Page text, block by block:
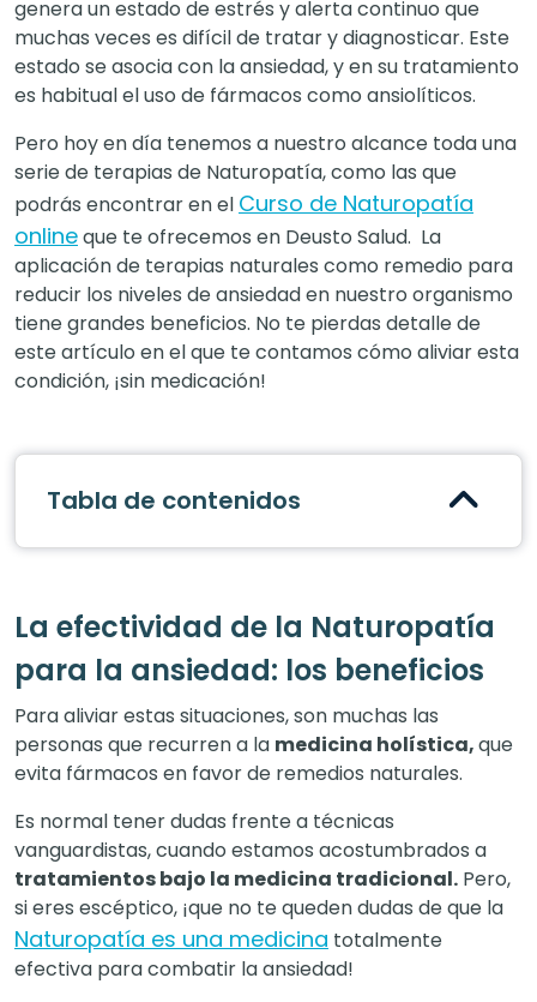
genera un estado de estrés y alerta continuo que
muchas veces es difícil de tratar y diagnosticar. Este
estado se asocia con la ansiedad, y en su tratamiento
es habitual el uso de fármacos como ansiolíticos.
Pero hoy en día tenemos a nuestro alcance toda una
serie de terapias de Naturopatía, como las que
podrás encontrar en el Curso de Naturopatía
onlineque te ofrecemos en Deusto Salud. La
aplicación de terapias naturales como remedio para
reducir los niveles de ansiedad en nuestro organismo
tiene grandes beneficios. No te pierdas detalle de
este artículo en el que te contamos cómo aliviar esta
condición, ¡sin medicación!
Tabla de contenidos
La efectividad de la Naturopatía
para la ansiedad: los beneficios
Para aliviar estas situaciones, son muchas las
personas que recurren a la medicina holística,que
evita fármacos en favor de remedios naturales.
Es normal tener dudas frente a técnicas
vanguardistas, cuando estamos acostumbrados a
tratamientos bajo la medicina tradicional. Pero,
si eres escéptico, ¡que no te queden dudas de que la
Naturopatía es una medicina totalmente
efectiva para combatir la ansiedad!